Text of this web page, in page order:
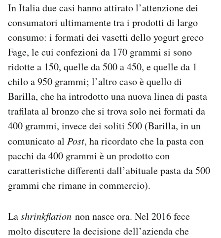
In Italia due casi hanno attirato l’attenzione dei
consumatori ultimamente tra i prodotti di largo
consumo: i formati dei vasetti dello yogurt greco
Fage, le cui confezioni da 170 grammi si sono
ridotte a 150, quelle da 500 a 450, e quelle da 1
chilo a 950 grammi; l’altro caso è quello di
Barilla, che ha introdotto una nuova linea di pasta
trafilata al bronzo che si trova solo nei formati da
400 grammi, invece dei soliti 500 (Barilla, in un
comunicato al Post, ha ricordato che la pasta con
pacchi da 400 grammi è un prodotto con
caratteristiche differenti dall’abituale pasta da 500
grammi che rimane in commercio).
Lashrinkflation non nasce ora. Nel 2016 fece
molto discutere la decisione dell’azienda che